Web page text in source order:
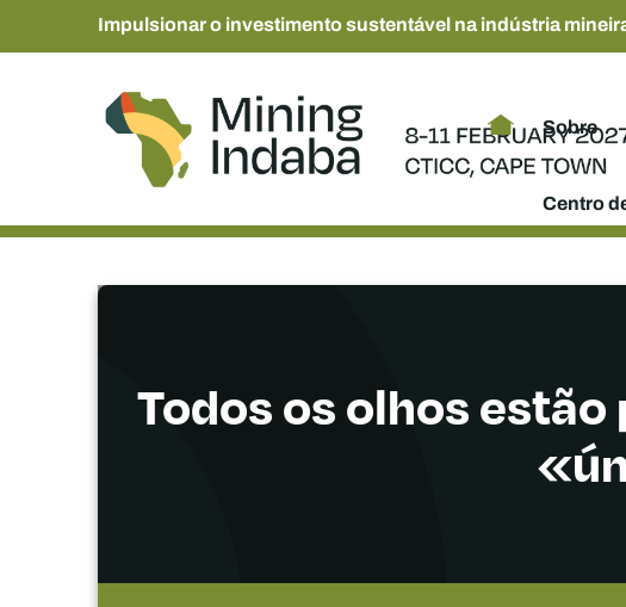
Impulsionar o investimento sustentável na indústria
Sobre
Centro
Todos os olhos